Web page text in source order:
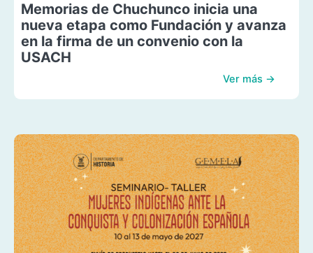
Memorias de Chuchunco inicia una
nueva etapa como Fundación y avanza
en la firma de un convenio con la
USACH
Ver más →